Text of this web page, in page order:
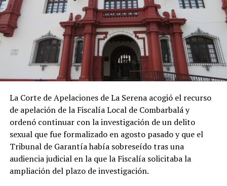
La Corte de Apelaciones de La Serena acogió el recurso
de apelación de la Fiscalía Local de Combarbalá y
ordenó continuar con la investigación de un delito
sexual que fue formalizado en agosto pasado y que el
Tribunal de Garantía había sobreseído tras una
audiencia judicial en la que la Fiscalía solicitaba la
ampliación del plazo de investigación.